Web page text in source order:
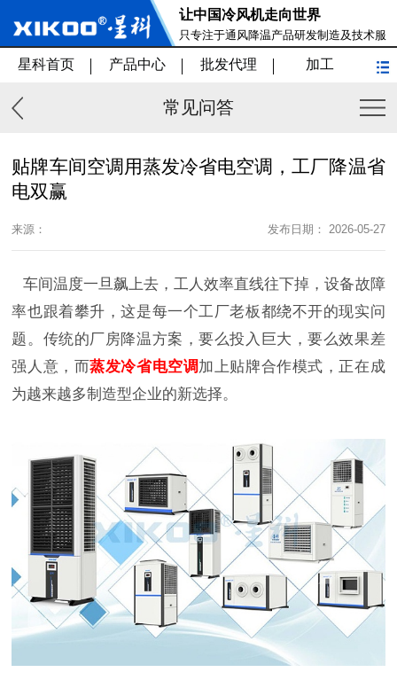
让中国冷风机走向世界
只专注于通风降温产品研发制造及技术服
务
星科首页 产品中心 批发代理 加工
常见问答
贴牌车间空调用蒸发冷省电空调，工厂降温省
电双赢
来源： 发布日期： 2026-05-27
车间温度一旦飙上去，工人效率直线往下掉，设备故障
率也跟着攀升，这是每一个工厂老板都绕不开的现实问
题。传统的厂房降温方案，要么投入巨大，要么效果差
强人意，而蒸发冷省电空调加上贴牌合作模式，正在成
为越来越多制造型企业的新选择。